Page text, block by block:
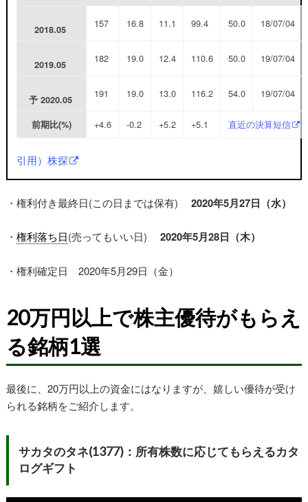
2018.05 157 16.8 11.1 99.4 50.0 18/07/04
2019.05 182 19.0 12.4 110.6 50.0 19/07/04
予 2020.05 191 19.0 13.0 116.2 54.0 19/07/04
前期比(%) +4.6 -0.2 +5.2 +5.1 直近の決算短信
引用）株探
・権利付き最終日(この日までは保有) 2020年5月27日（水）
・ 権利落ち日(売ってもいい日) 2020年5月28日（木）
・権利確定日 2020年5月29日（金）
20万円以上で株主優待がもらえ
る銘柄1選
最後に、20万円以上の資金にはなりますが、嬉しい優待が受け
られる銘柄をご紹介します。
サカタのタネ(1377)：所有株数に応じてもらえるカタ
ログギフト